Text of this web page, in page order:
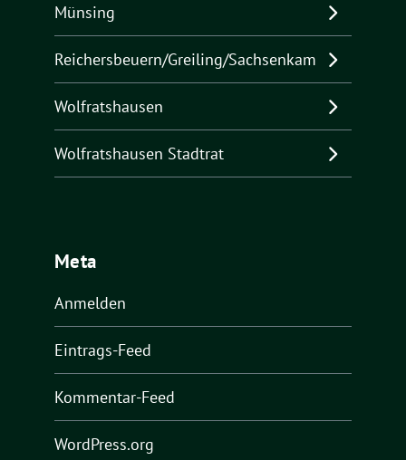
Münsing
Reichersbeuern/Greiling/Sachsenkam
Wolfratshausen
Wolfratshausen Stadtrat
Meta
Anmelden
Eintrags-Feed
Kommentar-Feed
WordPress.org